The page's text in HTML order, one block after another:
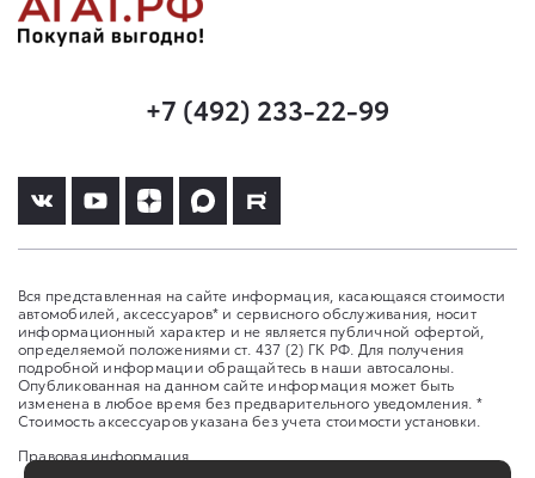
+7 (492) 233-22-99
Вся представленная на сайте информация, касающаяся стоимости
автомобилей, аксессуаров* и сервисного обслуживания, носит
информационный характер и не является публичной офертой,
определяемой положениями ст. 437 (2) ГК РФ. Для получения
подробной информации обращайтесь в наши автосалоны.
Опубликованная на данном сайте информация может быть
изменена в любое время без предварительного уведомления. *
Стоимость аксессуаров указана без учета стоимости установки.
Правовая информация